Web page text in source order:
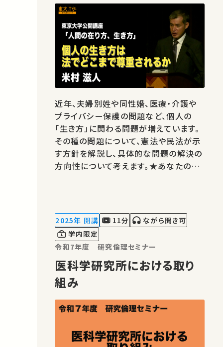
近年、夫婦別姓や同性婚、医療・介護や
プライバシー保護の問題など、個人の
「生き方」に関わる問題が増えています。
その種の問題について、憲法や民法が示
す方針を解説し、具体的な問題の解決の
方向性について考えます。★あなたのシ
す。 この講演は日本語で行われました。
運営・著作権処理・映像編集：東…
2025年 開講 11分
ながら聞き可
学内限定
令和7年度 研究倫理セミナー
医科学研究所における取り
組み